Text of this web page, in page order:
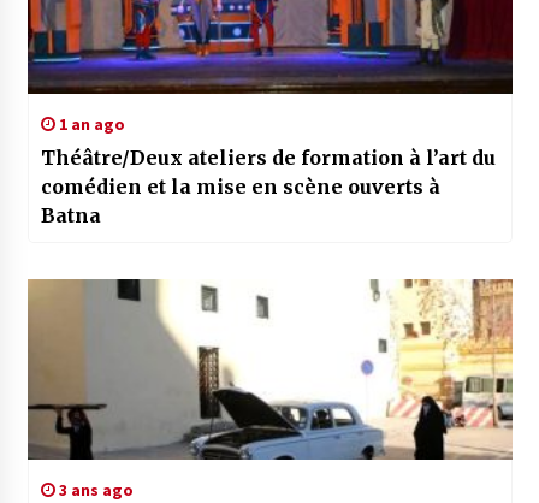
1 an ago
Théâtre/Deux ateliers de formation à l’art du
comédien et la mise en scène ouverts à
Batna
3 ans ago